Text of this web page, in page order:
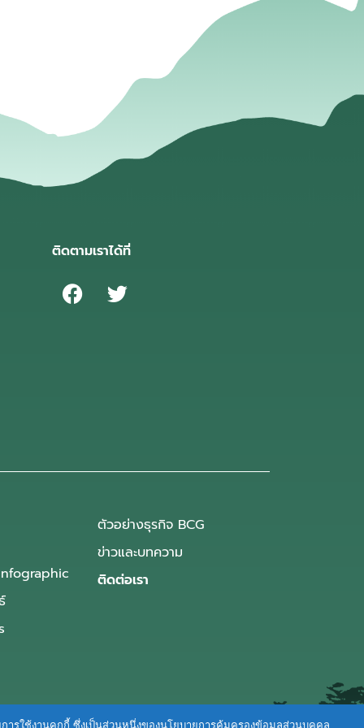
ติดตามเราได้ที่
ตัวอย่างธุรกิจ BCG
ข่าวและบทความ
ติดต่อเรา
ารใช้งานคุกกี้ ซึ่งเป็นส่วนหนึ่งของนโยบายการคุ้มครองข้อมูลส่วนบุคคล